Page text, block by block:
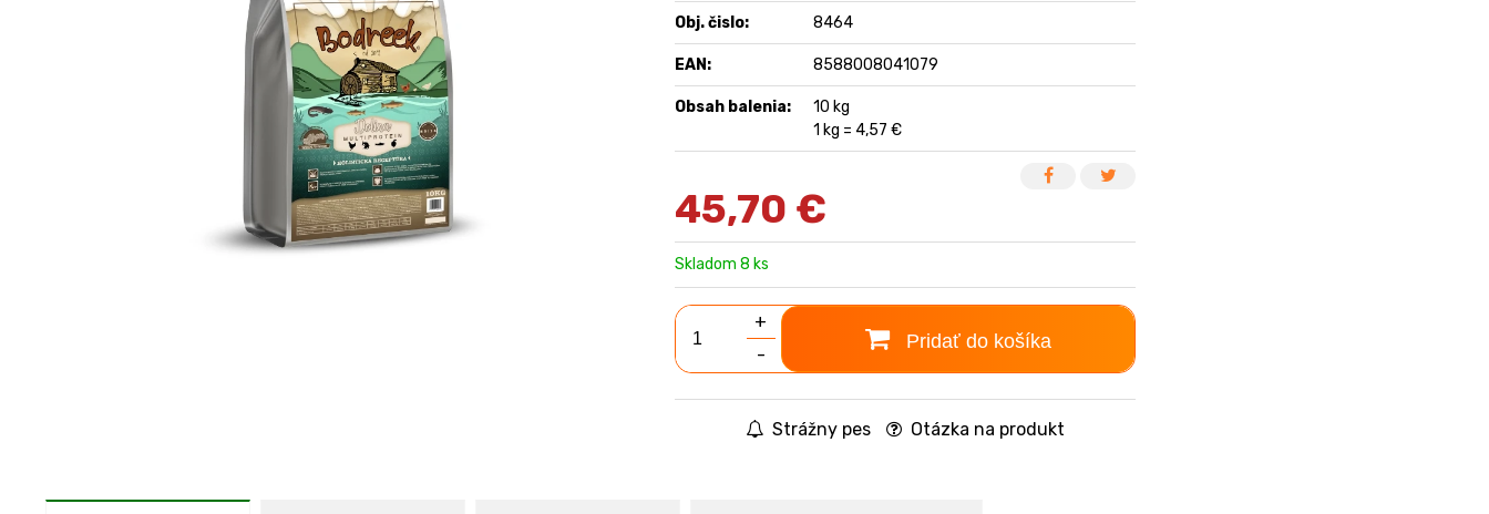
Obj. čislo: 8464
EAN: 8588008041079
Obsah balenia:
10 kg
1 kg = 4,57 €
45,70 €
Skladom 8 ks
+
-
Pridať do košíka
Strážny pes Otázka na produkt